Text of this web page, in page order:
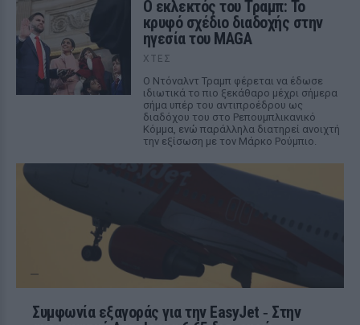
Ο εκλεκτός του Τραμπ: Το
κρυφό σχέδιο διαδοχής στην
ηγεσία του MAGA
ΧΤΕΣ
Ο Ντόναλντ Τραμπ φέρεται να έδωσε
ιδιωτικά το πιο ξεκάθαρο μέχρι σήμερα
σήμα υπέρ του αντιπροέδρου ως
διαδόχου του στο Ρεπουμπλικανικό
Κόμμα, ενώ παράλληλα διατηρεί ανοιχτή
την εξίσωση με τον Μάρκο Ρούμπιο.
Συμφωνία εξαγοράς για την EasyJet ‑ Στην